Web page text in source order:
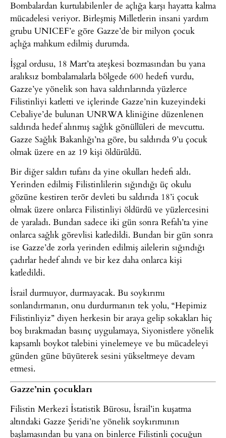
Bombalardan kurtulabilenler de açlığa karşı hayatta kalma
mücadelesi veriyor. Birleşmiş Milletlerin insani yardım
grubu UNICEF’e göre Gazze’de bir milyon çocuk
açlığa mahkum edilmiş durumda.
İşgal ordusu, 18 Mart’ta ateşkesi bozmasından bu yana
aralıksız bombalamalarla bölgede 600 hedefi vurdu,
Gazze’ye yönelik son hava saldırılarında yüzlerce
Filistinliyi katletti ve içlerinde Gazze’nin kuzeyindeki
Cebaliye’de bulunan UNRWA kliniğine düzenlenen
saldırıda hedef alınmış sağlık gönüllüleri de mevcuttu.
Gazze Sağlık Bakanlığı’na göre, bu saldırıda 9’u çocuk
olmak üzere en az 19 kişi öldürüldü.
Bir diğer saldırı tufanı da yine okulları hedefi aldı.
Yerinden edilmiş Filistinlilerin sığındığı üç okulu
gözüne kestiren terör devleti bu saldırıda 18’i çocuk
olmak üzere onlarca Filistinliyi öldürdü ve yüzlercesini
de yaraladı. Bundan sadece iki gün sonra Refah’ta yine
onlarca sağlık görevlisi katledildi. Bundan bir gün sonra
ise Gazze’de zorla yerinden edilmiş ailelerin sığındığı
çadırlar hedef alındı ve bir kez daha onlarca kişi
katledildi.
İsrail durmuyor, durmayacak. Bu soykırımı
sonlandırmanın, onu durdurmanın tek yolu, “Hepimiz
Filistinliyiz” diyen herkesin bir araya gelip sokakları hiç
boş bırakmadan basınç uygulamaya, Siyonistlere yönelik
kapsamlı boykot talebini yinelemeye ve bu mücadeleyi
günden güne büyüterek sesini yükseltmeye devam
etmesi.
Gazze’nin çocukları
Filistin Merkezî İstatistik Bürosu, İsrail’in kuşatma
altındaki Gazze Şeridi’ne yönelik soykırımının
başlamasından bu yana on binlerce Filistinli çocuğun